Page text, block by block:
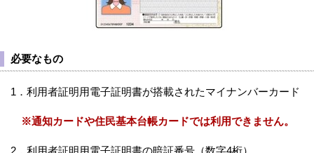
必要なもの
1．利用者証明用電子証明書が搭載されたマイナンバーカード
※通知カードや住民基本台帳カードでは利用できません。
2．利用者証明用電子証明書の暗証番号（数字4桁）